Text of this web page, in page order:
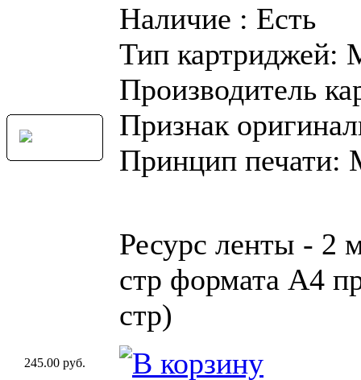
Наличие : Есть
Тип картриджей:
Производитель
Признак
Принцип печати:
Ресурс ленты - 2
стр формата A4
стр)
245.00 руб.